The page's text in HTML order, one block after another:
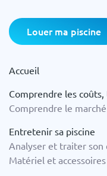
Louer ma piscine
Accueil
Comprendre les
Comprendre le
Entretenir sa piscine
Analyser et traiter son
Matériel et